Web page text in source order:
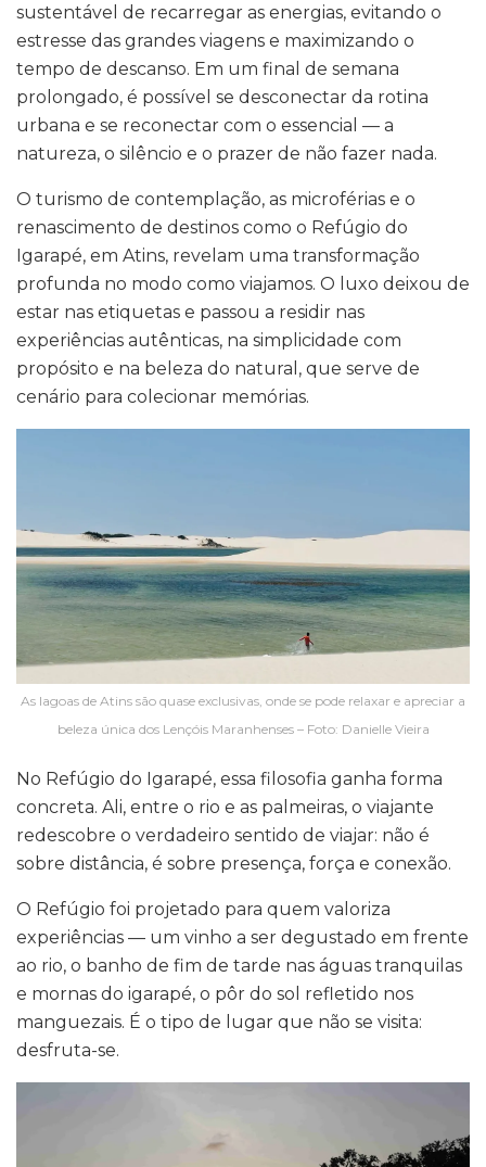
sustentável de recarregar as energias, evitando o
estresse das grandes viagens e maximizando o
tempo de descanso. Em um final de semana
prolongado, é possível se desconectar da rotina
urbana e se reconectar com o essencial — a
natureza, o silêncio e o prazer de não fazer nada.
O turismo de contemplação, as microférias e o
renascimento de destinos como o Refúgio do
Igarapé, em Atins, revelam uma transformação
profunda no modo como viajamos. O luxo deixou de
estar nas etiquetas e passou a residir nas
experiências autênticas, na simplicidade com
propósito e na beleza do natural, que serve de
cenário para colecionar memórias.
As lagoas de Atins são quase exclusivas, onde se pode relaxar e apreciar a
beleza única dos Lençóis Maranhenses – Foto: Danielle Vieira
No Refúgio do Igarapé, essa filosofia ganha forma
concreta. Ali, entre o rio e as palmeiras, o viajante
redescobre o verdadeiro sentido de viajar: não é
sobre distância, é sobre presença, força e conexão.
O Refúgio foi projetado para quem valoriza
experiências — um vinho a ser degustado em frente
ao rio, o banho de fim de tarde nas águas tranquilas
e mornas do igarapé, o pôr do sol refletido nos
manguezais. É o tipo de lugar que não se visita:
desfruta-se.